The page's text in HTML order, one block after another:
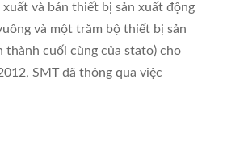
và bán thiết bị sản xuất động
và một trăm bộ thiết bị sản
thành cuối cùng của stato) cho
SMT đã thông qua việc